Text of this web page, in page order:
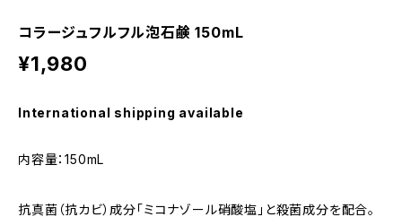
コラージュフルフル泡石鹸 150mL
¥1,980
International shipping available
内容量：150mL
抗真菌（抗カビ）成分「ミコナゾール硝酸塩」と殺菌成分を配合。